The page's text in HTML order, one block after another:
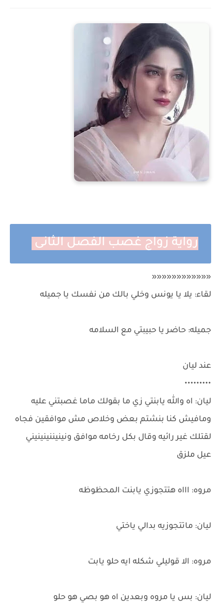
رواية زواج غصب الفصل الثانى
««««««««««««
لقاء: يلا يا يونس وخلي بالك من نفسك يا جميله
جميله: حاضر يا حبيبتي مع السلامه
عند ليان
•••••••••
ليان: اه والله يابنتي زي ما بقولك ماما غصبتني عليه
ومافيش كنا بنشتم بعض وخلاص مش موافقين فجاه
لقتلك غير رائيه وقال بكل رخامه موافق ونينيننينينيني
عيل ملزق
مروه: اااه هتتجوزي يابنت المحظوظه
ليان: ماتتجوزيه بدالي ياختي
مروه: الا قوليلي شكله ايه حلو يابت
ليان: بس يا مروه وبعدين اه هو بصي هو حلو